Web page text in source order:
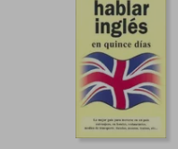
5%
dcto.